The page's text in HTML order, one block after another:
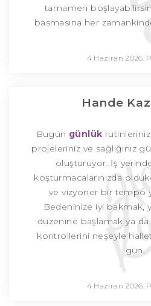
tamamen
basmasına her
4 Haziran 2026,
Hande
Bugün günlük
projeleriniz ve sağlığınız
oluşturuyor. İş
koşturmacalarınızda
ve vizyoner bir tempo
Bedeninize iyi bakmak,
düzenine başlamak ya
kontrollerini neşeyle
gün.
4 Haziran 2026,